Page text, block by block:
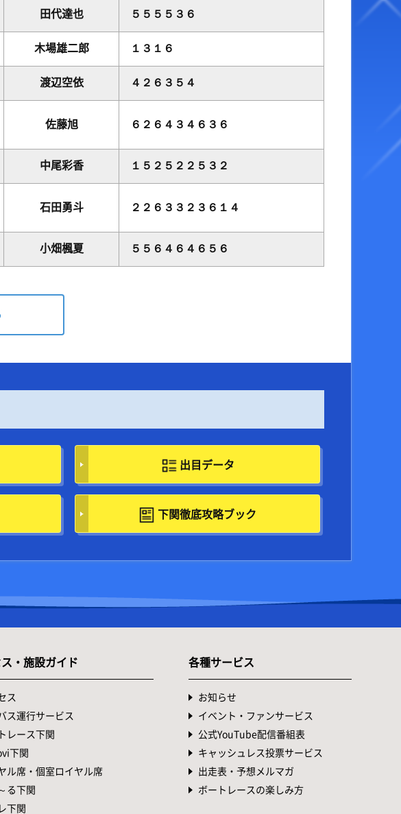
田代達也 ５５５５３６
木場雄二郎 １３１６
渡辺空依 ４２６３５４
佐藤旭 ６２６４３４６３６
中尾彩香 １５２５２２５３２
石田勇斗 ２２６３３２３６１４
小畑楓夏 ５５６４６４６５６
出目データ
下関徹底攻略ブック
・施設ガイド
ス
ス運行サービス
レース下関
下関
ル席・個室ロイヤル席
る下関
下関
各種サービス
お知らせ
イベント・ファンサービス
公式YouTube配信番組表
キャッシュレス投票サービス
出走表・予想メルマガ
ボートレースの楽しみ方